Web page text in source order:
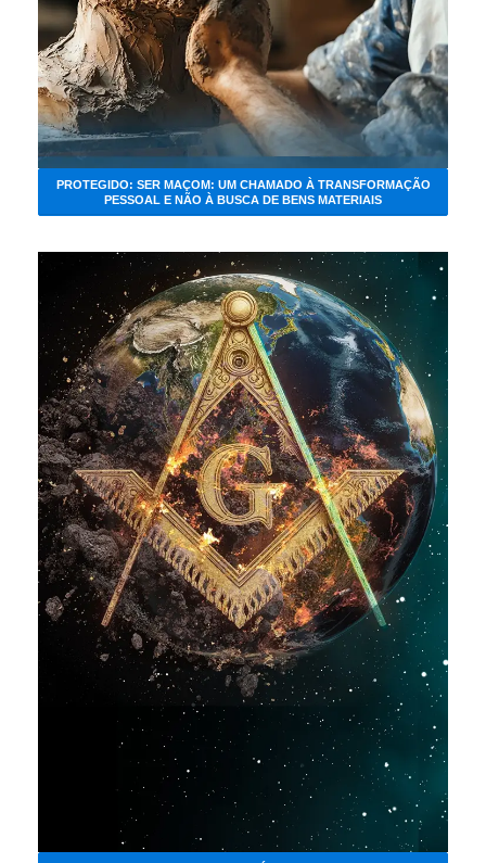
PROTEGIDO: SER MAÇOM: UM CHAMADO À TRANSFORMAÇÃO
PESSOAL E NÃO À BUSCA DE BENS MATERIAIS